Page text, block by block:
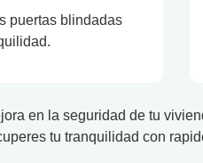
puertas blindadas
en la seguridad de tu
tu tranquilidad con